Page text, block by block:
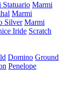
Statuario Marmi
Marmi
Silver Marmi
Iride Scratch
Domino Ground
Penelope